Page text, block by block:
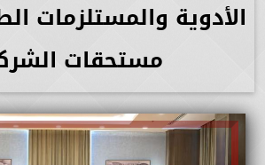
الأدوية والمستلزمات
مستحقات